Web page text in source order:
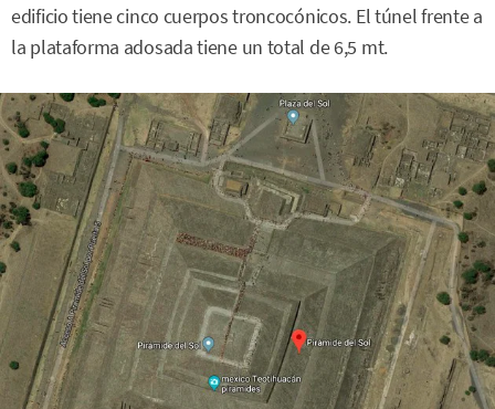
edificio tiene cinco cuerpos troncocónicos. El túnel frente a
la plataforma adosada tiene un total de 6,5 mt.